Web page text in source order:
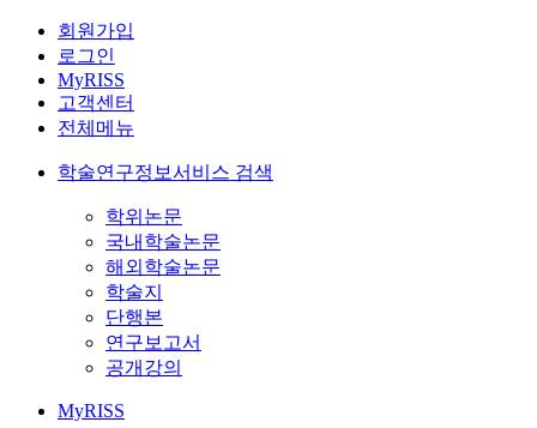
회원가입
로그인
MyRISS
고객센터
전체메뉴
학술연구정보서비스 검색
학위논문
국내학술논문
해외학술논문
학술지
단행본
연구보고서
공개강의
MyRISS